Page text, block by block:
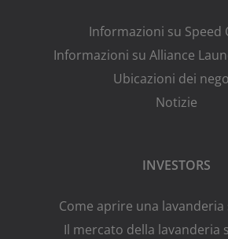
Informazioni su Speed
Informazioni su Alliance
Ubicazioni dei
Notizie
INVESTORS
Come aprire una lavanderia
Il mercato della lavanderia